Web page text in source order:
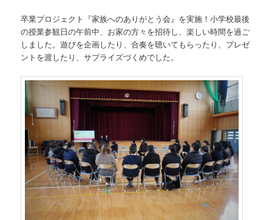
卒業プロジェクト『家族へのありがとう会』を実施！小学校最後
の授業参観日の午前中、お家の方々を招待し、楽しい時間を過ご
しました。遊びを企画したり、合奏を聴いてもらったり、プレゼ
ントを渡したり、サプライズづくめでした。